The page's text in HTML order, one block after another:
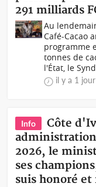
291 milliards
Au
Café-Cacao
programme
tonnes de
l'État, le
il y a 1 jour
Info
Côte
2026, le
ses
suis honoré